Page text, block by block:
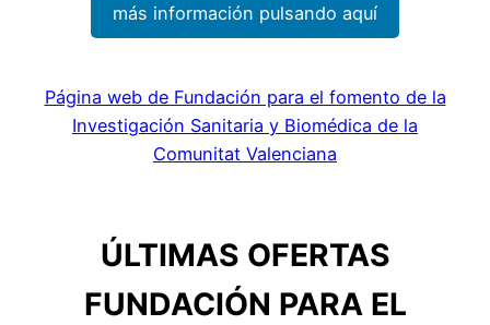
más información pulsando aquí
Página web de Fundación para el fomento de la
Investigación Sanitaria y Biomédica de la
Comunitat Valenciana
ÚLTIMAS OFERTAS
FUNDACIÓN PARA EL